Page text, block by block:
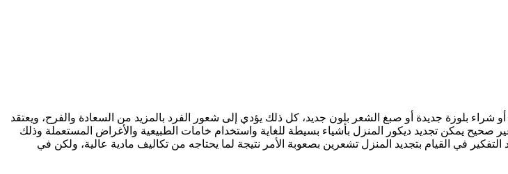
أو شراء بلوزة جديدة أو صبغ الشعر بلون جديد، كل ذلك يؤدي إلى شعور الفرد بالمزيد من السعادة والفرح، ويعتقد
يمكن تجديد ديكور المنزل بأشياء بسيطة للغاية واستخدام خامات الطبيعية والأغراض المستعملة وذلك
في القيام بتجديد المنزل تشعرين بصعوبة الأمر نتيجة لما يحتاجه من تكاليف مادية عالية، ولكن في